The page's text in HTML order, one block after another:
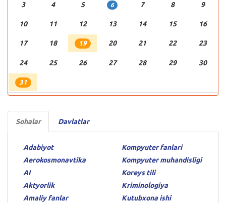
3 4 5 6 7 8 9
10 11 12 13 14 15 16
17 18 19 20 21 22 23
24 25 26 27 28 29 30
31
Sohalar Davlatlar
Adabiyot
Aerokosmonavtika
AI
Aktyorlik
Amaliy fanlar
Kompyuter fanlari
Kompyuter muhandisligi
Koreys tili
Kriminologiya
Kutubxona ishi